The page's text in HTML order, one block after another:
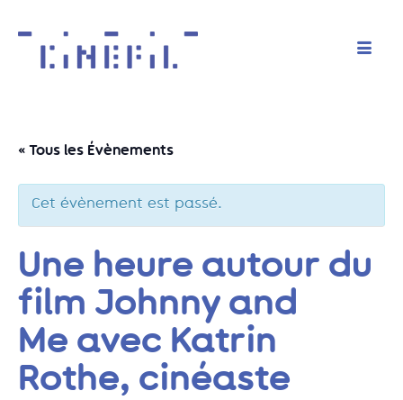
« Tous les Évènements
Cet évènement est passé.
Une heure autour du
film Johnny and
Me avec Katrin
Rothe, cinéaste